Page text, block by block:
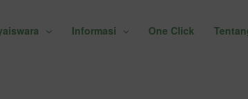
Informasi One Click